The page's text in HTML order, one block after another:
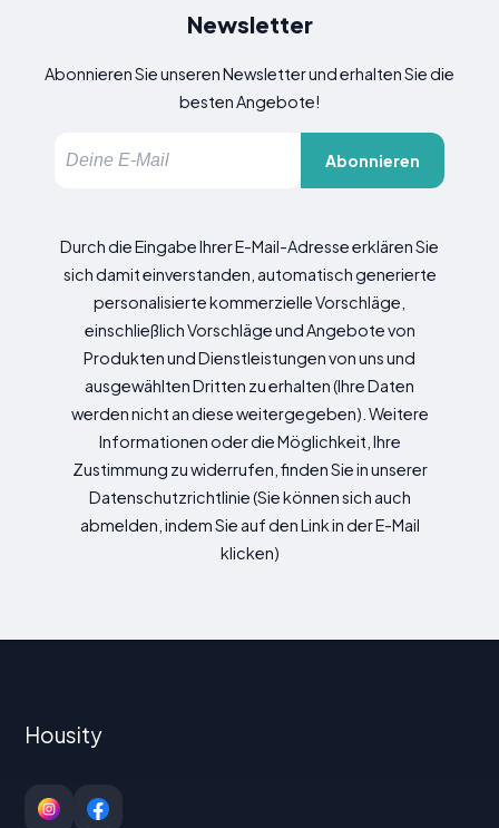
Newsletter
Abonnieren Sie unseren Newsletter und erhalten Sie die
besten Angebote!
Abonnieren
Durch die Eingabe Ihrer E-Mail-Adresse erklären Sie
sich damit einverstanden, automatisch generierte
personalisierte kommerzielle Vorschläge,
einschließlich Vorschläge und Angebote von
Produkten und Dienstleistungen von uns und
ausgewählten Dritten zu erhalten (Ihre Daten
werden nicht an diese weitergegeben). Weitere
Informationen oder die Möglichkeit, Ihre
Zustimmung zu widerrufen, finden Sie in unserer
Datenschutzrichtlinie (Sie können sich auch
abmelden, indem Sie auf den Link in der E-Mail
klicken)
Housity